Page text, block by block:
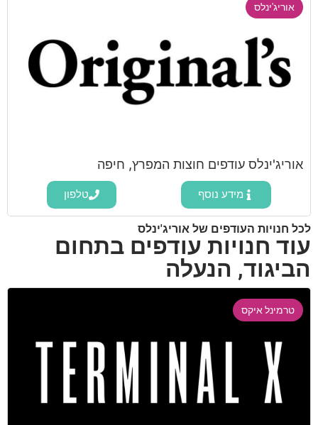
אוריג'ינלס
אוריג'ינלס עודפים חוצות המפרץ, חיפה
מידע נוסף טלפון
לכל חנויות העודפים של אוריג'ינלס
עוד חנויות עודפים בתחום
הביגוד, הנעלה
טרמינל איקס